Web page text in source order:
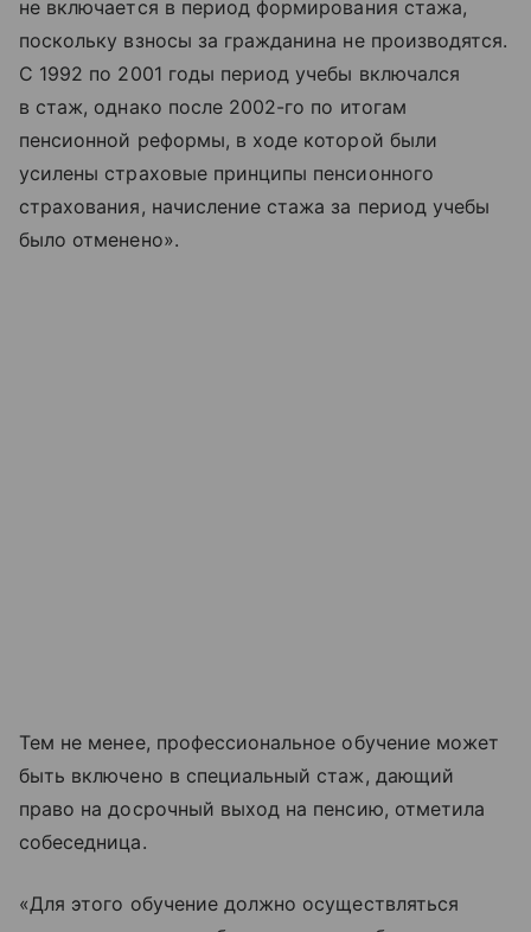
не включается в период формирования стажа,
поскольку взносы за гражданина не производятся.
С 1992 по 2001 годы период учебы включался
в стаж, однако после 2002-го по итогам
пенсионной реформы, в ходе которой были
усилены страховые принципы пенсионного
страхования, начисление стажа за период учебы
было отменено».
Тем не менее, профессиональное обучение может
быть включено в специальный стаж, дающий
право на досрочный выход на пенсию, отметила
собеседница.
«Для этого обучение должно осуществляться